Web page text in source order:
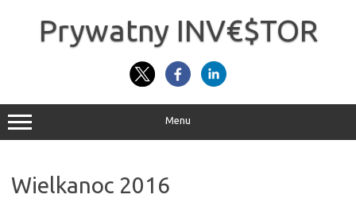
Prywatny INV€$TOR
Menu
Wielkanoc 2016